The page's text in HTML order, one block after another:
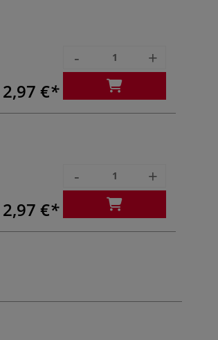
2,97 €
- +
2,97 €
- +